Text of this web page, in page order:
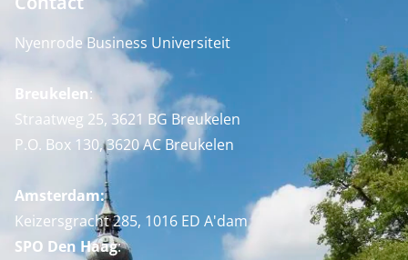
Nyenrode Business Universiteit
Breukelen:
Straatweg 25, 3621 BG Breukelen
P.O. Box 130, 3620 AC Breukelen
Amsterdam:
Keizersgracht 285, 1016 ED A'dam
SPO Den Haag: